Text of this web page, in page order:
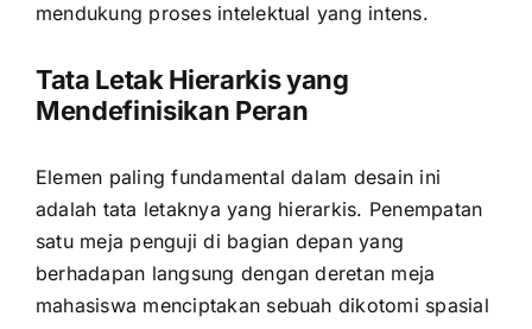
mendukung proses intelektual yang intens.
Tata Letak Hierarkis yang
Mendefinisikan Peran
Elemen paling fundamental dalam desain ini
adalah tata letaknya yang hierarkis. Penempatan
satu meja penguji di bagian depan yang
berhadapan langsung dengan deretan meja
mahasiswa menciptakan sebuah dikotomi spasial